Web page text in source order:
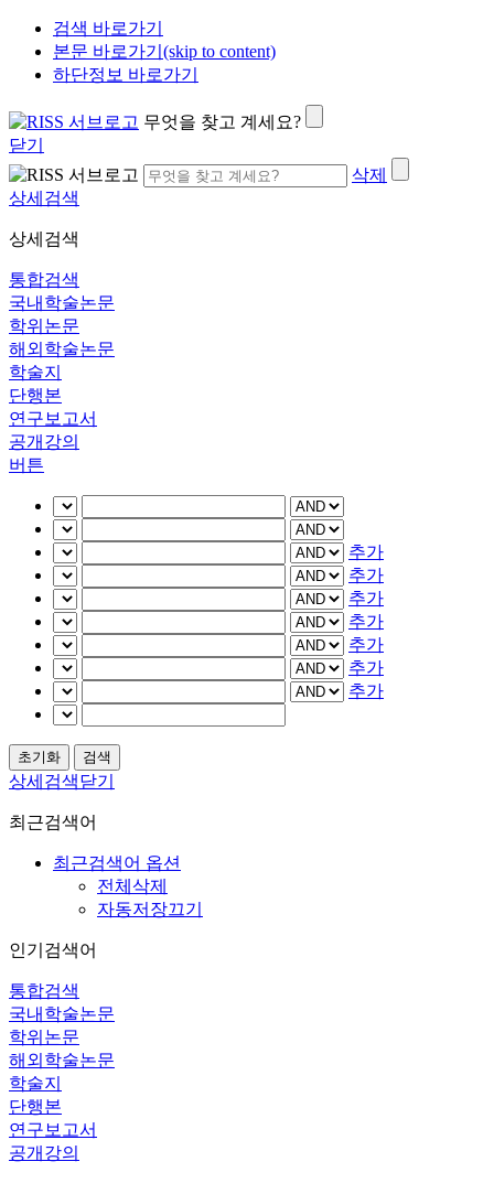
검색 바로가기
본문 바로가기(skip to content)
하단정보 바로가기
무엇을 찾고 계세요?
닫기
삭제
상세검색
상세검색
통합검색
국내학술논문
학위논문
해외학술논문
학술지
단행본
연구보고서
공개강의
버튼
추가
추가
추가
추가
추가
추가
추가
상세검색닫기
최근검색어
최근검색어 옵션
전체삭제
자동저장끄기
인기검색어
통합검색
국내학술논문
학위논문
해외학술논문
학술지
단행본
연구보고서
공개강의